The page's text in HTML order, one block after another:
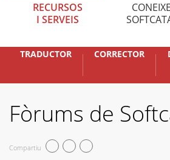
RECURSOS
I SERVEIS
TRADUCTOR CORRECTOR
Fòrums de
Compartiu